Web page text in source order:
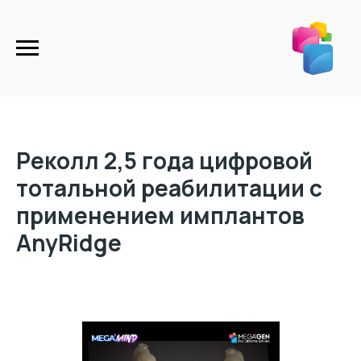
Реколл 2,5 года цифровой
тотальной реабилитации с
применением имплантов
AnyRidge